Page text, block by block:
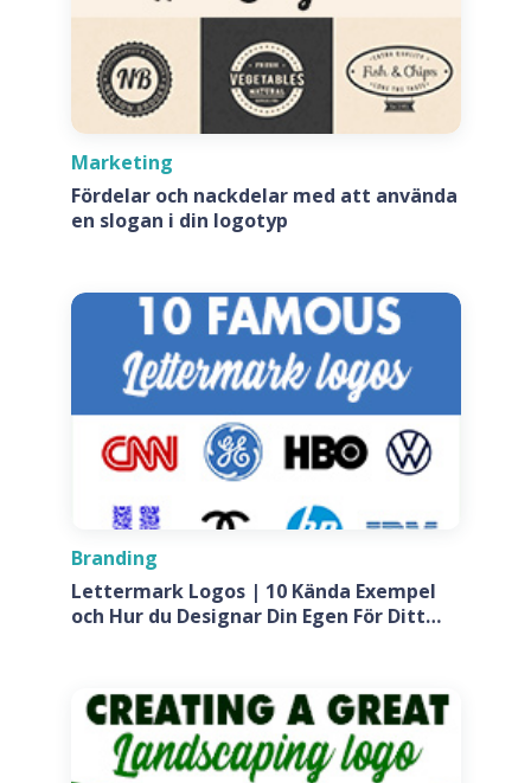
Marketing
Fördelar och nackdelar med att använda
en slogan i din logotyp
Branding
Lettermark Logos | 10 Kända Exempel
och Hur du Designar Din Egen För Ditt